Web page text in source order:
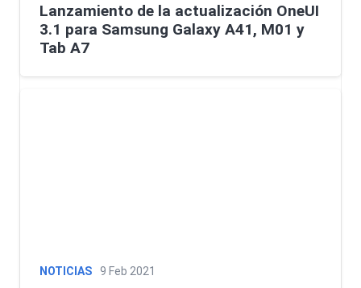
Lanzamiento de la actualización OneUI
3.1 para Samsung Galaxy A41, M01 y
Tab A7
NOTICIAS 9 Feb 2021